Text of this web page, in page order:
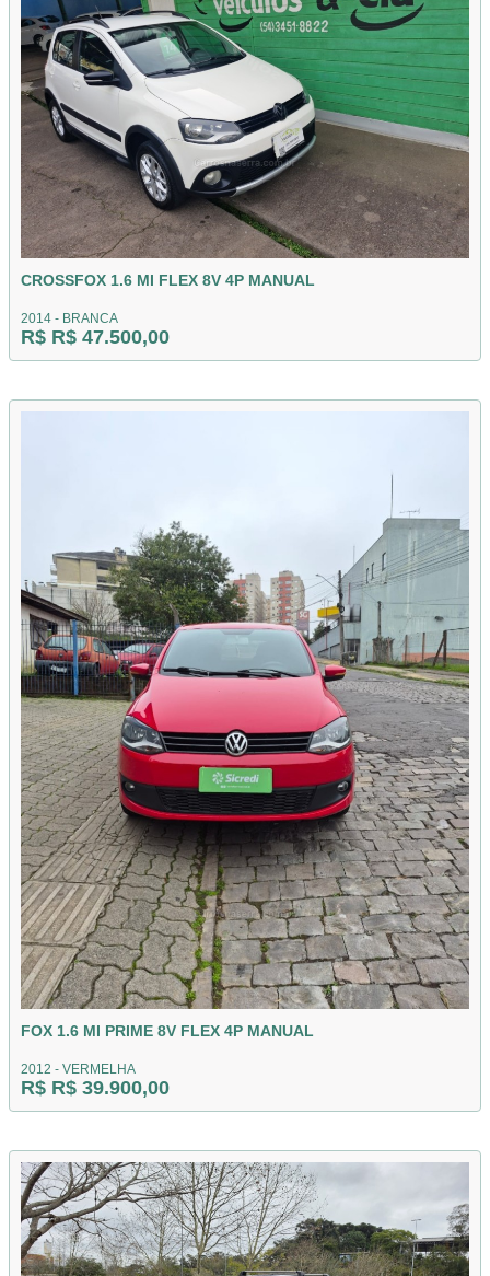
CROSSFOX 1.6 MI FLEX 8V 4P MANUAL
2014 - BRANCA
R$ R$ 47.500,00
FOX 1.6 MI PRIME 8V FLEX 4P MANUAL
2012 - VERMELHA
R$ R$ 39.900,00